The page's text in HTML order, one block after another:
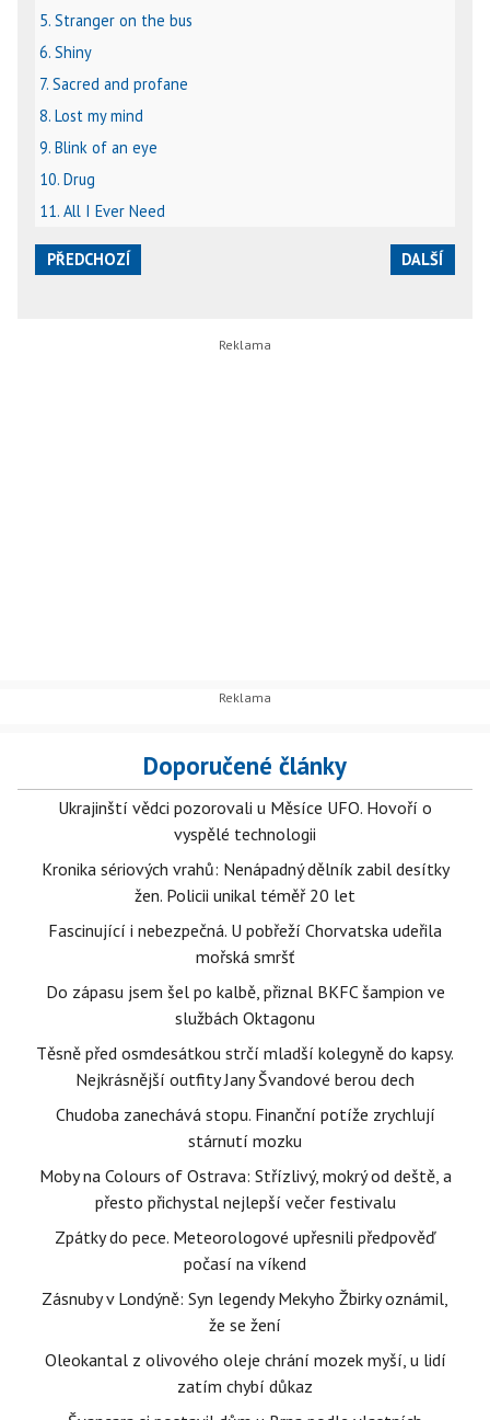
5. Stranger on the bus
6. Shiny
7. Sacred and profane
8. Lost my mind
9. Blink of an eye
10. Drug
11. All I Ever Need
PŘEDCHOZÍ DALŠÍ
Doporučené články
Ukrajinští vědci pozorovali u Měsíce UFO. Hovoří o
vyspělé technologii
Kronika sériových vrahů: Nenápadný dělník zabil desítky
žen. Policii unikal téměř 20 let
Fascinující i nebezpečná. U pobřeží Chorvatska udeřila
mořská smršť
Do zápasu jsem šel po kalbě, přiznal BKFC šampion ve
službách Oktagonu
Těsně před osmdesátkou strčí mladší kolegyně do kapsy.
Nejkrásnější outfity Jany Švandové berou dech
Chudoba zanechává stopu. Finanční potíže zrychlují
stárnutí mozku
Moby na Colours of Ostrava: Střízlivý, mokrý od deště, a
přesto přichystal nejlepší večer festivalu
Zpátky do pece. Meteorologové upřesnili předpověď
počasí na víkend
Zásnuby v Londýně: Syn legendy Mekyho Žbirky oznámil,
že se žení
Oleokantal z olivového oleje chrání mozek myší, u lidí
zatím chybí důkaz